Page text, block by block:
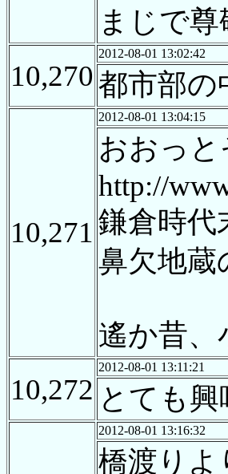
まじで
10,270
2012-08-01 13:02:42
都市部の
10,271
2012-08-01 13:04:15
おおっ
http://
鎌倉時代
鼻欠地蔵
遙か昔、
10,272
2012-08-01 13:11:21
とても
2012-08-01 13:16:32
橋渡りよ